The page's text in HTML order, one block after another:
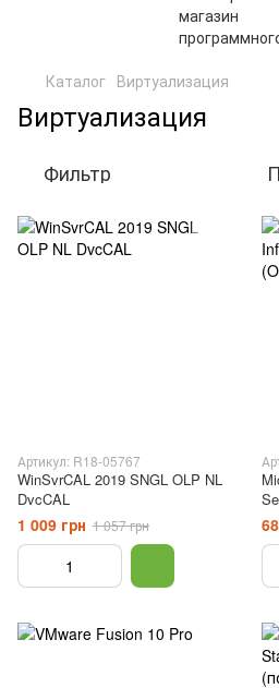
Каталог Виртуализация
Виртуализация
Фильтр
Артикул: R18-05767
WinSvrCAL 2019 SNGL OLP NL
DvcCAL
1 009 грн 1 057 грн